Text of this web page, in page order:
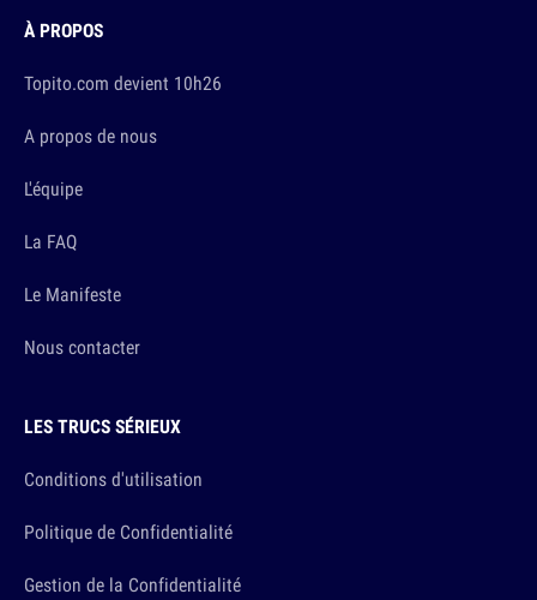
À PROPOS
Topito.com devient 10h26
A propos de nous
L'équipe
La FAQ
Le Manifeste
Nous contacter
LES TRUCS SÉRIEUX
Conditions d'utilisation
Politique de Confidentialité
Gestion de la Confidentialité